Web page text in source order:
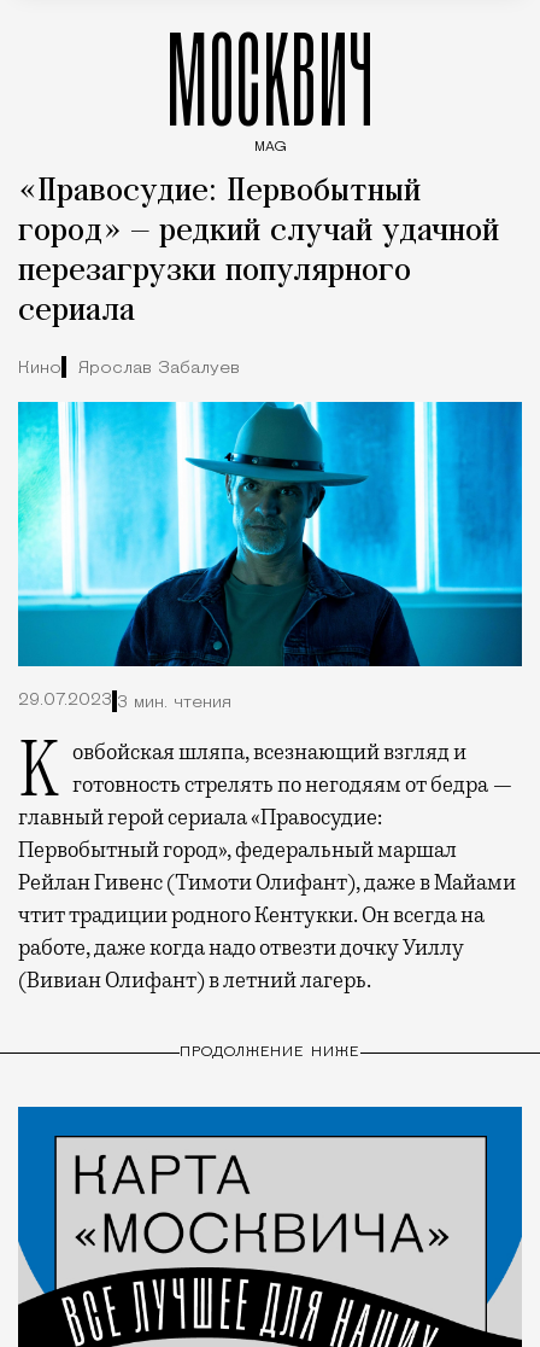
МОСКВИЧ
MAG
«Правосудие: Первобытный
город» — редкий случай удачной
перезагрузки популярного
сериала
Кино Ярослав Забалуев
29.07.2023 3 мин. чтения
Ковбойская шляпа, всезнающий взгляд и готовность стрелять по негодяям от бедра —
главный герой сериала «Правосудие:
Первобытный город», федеральный маршал
Рейлан Гивенс (Тимоти Олифант), даже в Майами
чтит традиции родного Кентукки. Он всегда на
работе, даже когда надо отвезти дочку Уиллу
(Вивиан Олифант) в летний лагерь.
ПРОДОЛЖЕНИЕ НИЖЕ